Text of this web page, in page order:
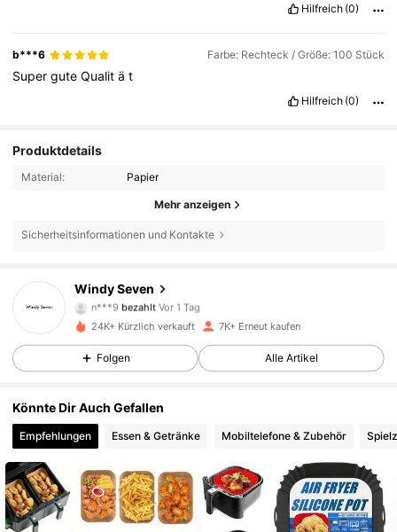
Hilfreich (0)
b***6 Farbe: Rechteck / Größe: 100 Stück
SuperguteQualität
Hilfreich (0)
Produktdetails
Material: Papier
Mehr anzeigen
Sicherheitsinformationen und Kontakte
Windy Seven
4,84
4.7K Follower
n***9 bezahlt Vor 1 Tag
4,84
4,84 4.7K Follower
4,84 4.7K Follower
24K+ Kürzlich verkauft 7K+ Erneut kaufen
Folgen Alle Artikel
Könnte Dir Auch Gefallen
Empfehlungen Essen & Getränke Mobiltelefone & Zubehör